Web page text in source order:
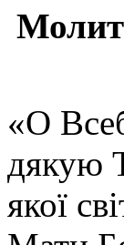
«О
дякую
якої